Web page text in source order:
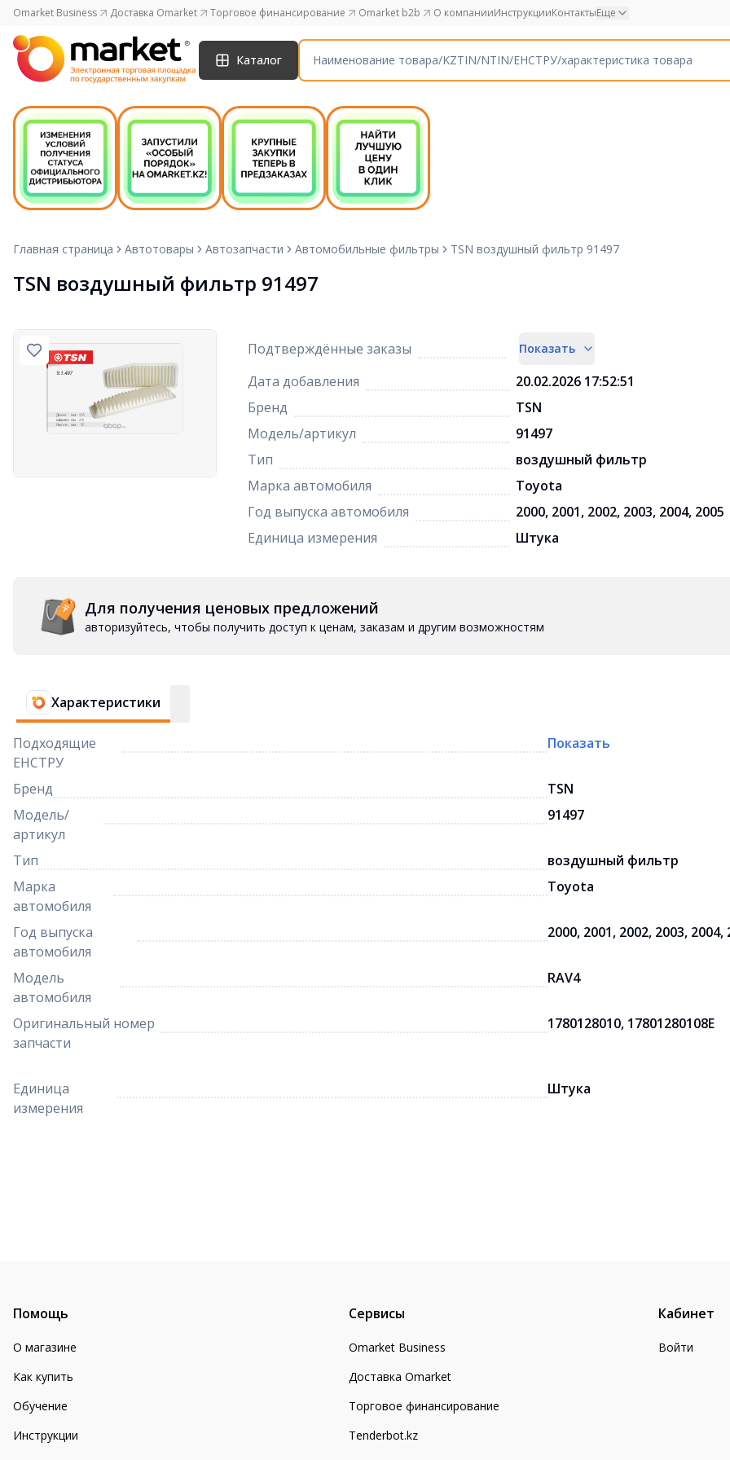
Omarket Business Доставка Omarket Торговое финансирование Omarket b2b О компанииИнструкцииКонтактыЕще
Каталог
Главная страница Автотовары Автозапчасти Автомобильные фильтры TSN воздушный фильтр 91497
TSN воздушный фильтр 91497
Подтверждённые заказы Показать
Дата добавления
20.02.2026 17:52:51
Бренд
TSN
Модель/артикул
91497
Тип
воздушный фильтр
Марка автомобиля
Toyota
Год выпуска автомобиля
2000, 2001, 2002, 2003, 2004, 2005
Единица измерения
Штука
Для получения ценовых предложений
авторизуйтесь, чтобы получить доступ к ценам, заказам и другим возможностям
Характеристики
Подходящие
ЕНСТРУ
Показать
Бренд
TSN
Модель/
артикул
91497
Тип
воздушный фильтр
Марка
автомобиля
Toyota
Год выпуска
автомобиля
2000, 2001, 2002, 2003, 2004,
Модель
автомобиля
RAV4
Оригинальный номер
запчасти
1780128010, 17801280108E
Единица
измерения
Штука
Помощь
О магазине
Как купить
Обучение
Инструкции
Сервисы
Omarket Business
Доставка Omarket
Торговое финансирование
Tenderbot.kz
Кабинет
Войти